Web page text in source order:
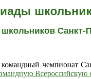
Санкт-
командный чемпионат
Всероссийскую